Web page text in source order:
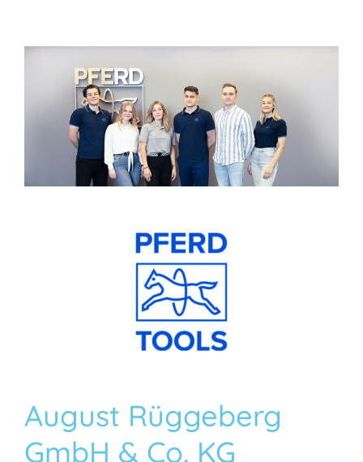
August Rüggeberg
GmbH & Co. KG